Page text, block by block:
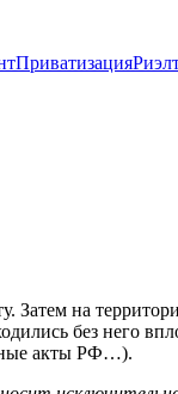
Приватизация
Затем на
без него
акты РФ…).